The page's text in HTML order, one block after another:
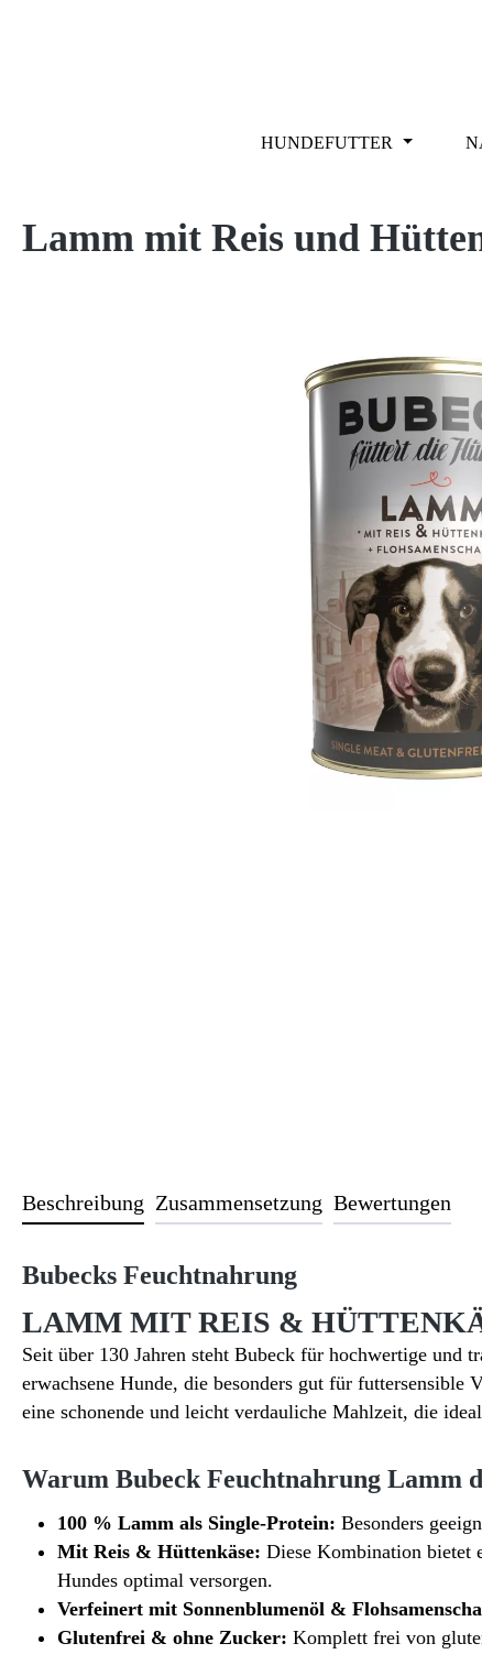
HUNDEFUTTER
Lamm mit Reis und
Beschreibung Zusammensetzung Bewertungen
Bubecks Feuchtnahrung
LAMM MIT REIS &
Seit über 130 Jahren steht Bubeck für hochwertige und
erwachsene Hunde, die besonders gut für
eine schonende und leicht verdauliche Mahlzeit, die
Warum Bubeck Feuchtnahrung Lamm
100 % Lamm als Single-Protein: Besonders
Mit Reis & Hüttenkäse: Diese Kombination bietet
Hundes optimal versorgen.
Verfeinert mit Sonnenblumenöl &
Glutenfrei & ohne Zucker: Komplett frei von